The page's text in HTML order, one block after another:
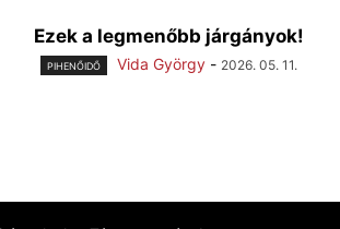
Ezek a legmenőbb járgányok!
PIHENŐIDŐ Vida György - 2026. 05. 11.